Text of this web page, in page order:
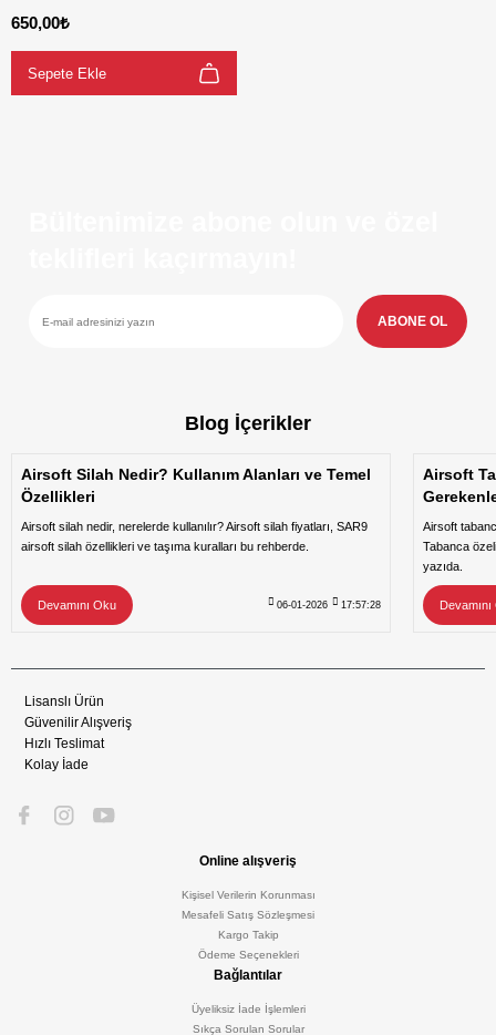
650,00₺
Sepete Ekle
ABONE OL
Blog İçerikler
Airsoft Silah Nedir? Kullanım Alanları ve Temel
Özellikleri
Airsoft silah nedir, nerelerde kullanılır? Airsoft silah fiyatları, SAR9
airsoft silah özellikleri ve taşıma kuralları bu rehberde.
Devamını Oku 06-01-2026 17:57:28
Airsoft
Airsoft
Tabanca
yazıda.
Lisanslı Ürün
Güvenilir Alışveriş
Hızlı Teslimat
Kolay İade
Online alışveriş
Kişisel Verilerin Korunması
Mesafeli Satış Sözleşmesi
Kargo Takip
Ödeme Seçenekleri
Bağlantılar
Üyeliksiz İade İşlemleri
Sıkça Sorulan Sorular